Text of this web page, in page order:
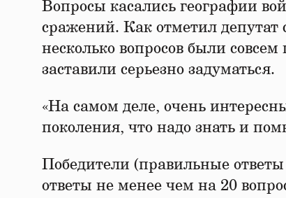
Вопросы касались географии
сражений. Как отметил депутат
несколько вопросов были
заставили серьезно задуматься.
«На самом деле, очень
поколения, что надо знать и
Победители (правильные
ответы не менее чем на 20